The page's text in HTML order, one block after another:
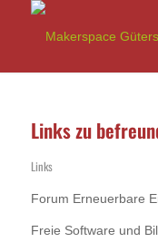
Links zu
Links
Forum Erneuerbare
Freie Software und